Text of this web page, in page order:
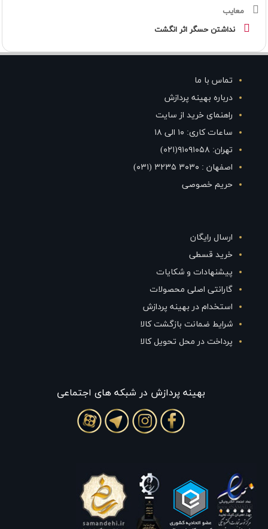
معایب
نداشتن حسگر اثر انگشت
تماس با ما
درباره بهینه پردازش
راهنمای خرید از سایت
ساعات کاری: ۱۰ الی ۱۸
تهران: ۹۱۰۹۱۰۵۸(۰۲۱)
اصفهان : ۳۰۳۰ ۳۲۳۵ (۰۳۱)
حریم خصوصی
ارسال رایگان
خرید قسطی
پیشنهادات و شکایات
گارانتی اصلی محصولات
استخدام در بهینه پردازش
شرایط ضمانت بازگشت کالا
پرداخت در محل تحویل کالا
بهينه پردازش در شبکه های اجتماعی